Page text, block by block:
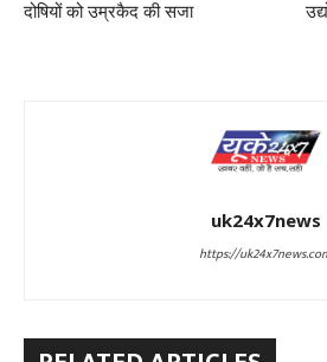
दोषियों को उम्रकैद की सजा
uk24x7news
https://